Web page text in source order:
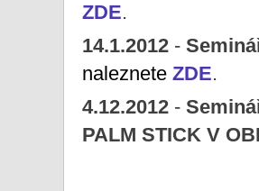
ZDE.
14.1.2012 -
naleznete ZDE.
4.12.2012 -
PALM STICK V